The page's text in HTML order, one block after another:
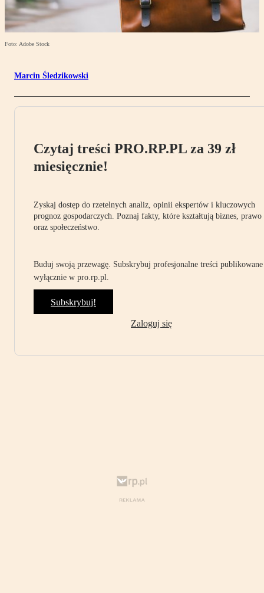
Foto: Adobe Stock
Marcin Śledzikowski
Czytaj treści PRO.RP.PL za 39 zł
miesięcznie!
Zyskaj dostęp do rzetelnych analiz, opinii ekspertów i kluczowych
prognoz gospodarczych. Poznaj fakty, które kształtują biznes, prawo
oraz społeczeństwo.
Buduj swoją przewagę. Subskrybuj profesjonalne treści publikowane
wyłącznie w pro.rp.pl.
Subskrybuj!
Zaloguj się